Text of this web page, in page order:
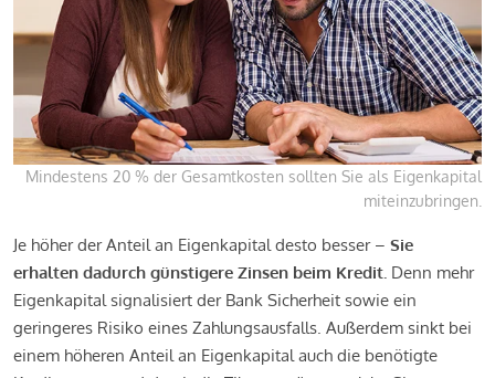
Mindestens 20 % der Gesamtkosten sollten Sie als Eigenkapital
miteinzubringen.
Je höher der Anteil an Eigenkapital desto besser – Sie
erhalten dadurch günstigere Zinsen beim Kredit. Denn mehr
Eigenkapital signalisiert der Bank Sicherheit sowie ein
geringeres Risiko eines Zahlungsausfalls. Außerdem sinkt bei
einem höheren Anteil an Eigenkapital auch die benötigte